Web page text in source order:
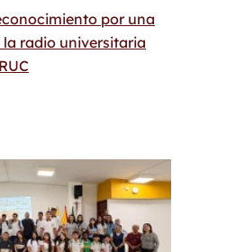
por una
radio universitaria